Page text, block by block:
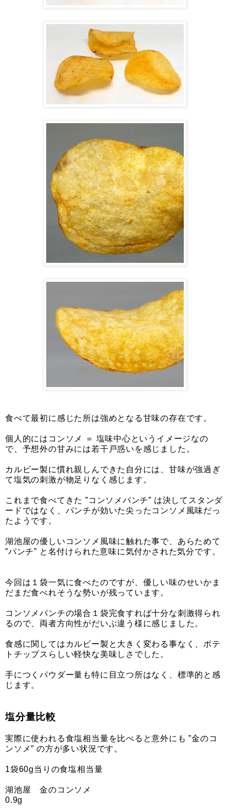
食べて最初に感じた所は強めとなる甘味の存在です。
個人的にはコンソメ ＝ 塩味中心というイメージなの
で、予想外の甘みには若干戸惑いを感じました。
カルビー製に慣れ親しんできた自分には、甘味が強過ぎ
て塩気の刺激が物足りなく感じます。
これまで食べてきた ”コンソメパンチ” は決してスタンダ
ードではなく、パンチが効いた尖ったコンソメ風味だっ
たようです。
湖池屋の優しいコンソメ風味に触れた事で、あらためて
”パンチ” と名付けられた意味に気付かされた気分です。
今回は１袋一気に食べたのですが、優しい味のせいかま
だまだ食べれそうな勢いが残っています。
コンソメパンチの場合１袋完食すれば十分な刺激得られ
るので、両者方向性がだいぶ違う様に感じました。
食感に関してはカルビー製と大きく変わる事なく、ポテ
トチップスらしい軽快な美味しさでした。
手につくパウダー量も特に目立つ所はなく、標準的と感
じます。
塩分量比較
実際に使われる食塩相当量を比べると意外にも ”金のコ
ンソメ” の方が多い状況です。
1袋60g当りの食塩相当量
湖池屋 金のコンソメ
0.9g